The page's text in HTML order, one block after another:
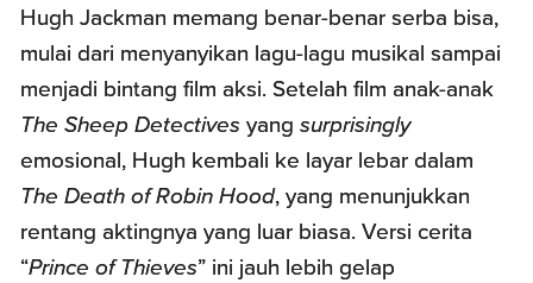
Hugh Jackman memang benar-benar serba bisa,
mulai dari menyanyikan lagu-lagu musikal sampai
menjadi bintang film aksi. Setelah film anak-anak
The Sheep Detectives yangsurprisingly
emosional, Hugh kembali ke layar lebar dalam
The Death of Robin Hood, yang menunjukkan
rentang aktingnya yang luar biasa. Versi cerita
“Prince of Thieves” ini jauh lebih gelap